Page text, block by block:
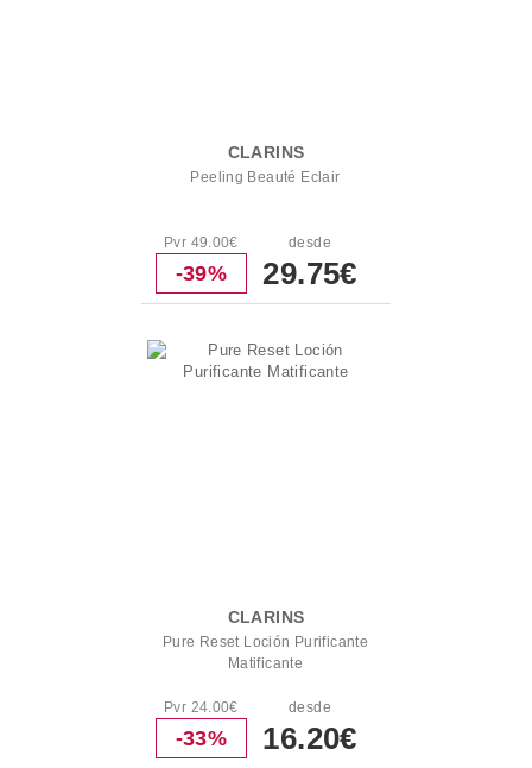
CLARINS
Peeling Beauté Eclair
Pvr 49.00€
-39%
desde
29.75€
CLARINS
Pure Reset Loción Purificante
Matificante
Pvr 24.00€
-33%
desde
16.20€